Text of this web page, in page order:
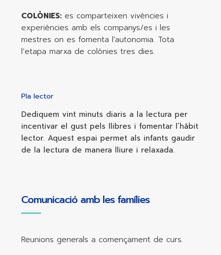
COLÒNIES:es comparteixen vivències i
experiències amb els companys/es i les
mestres on es fomenta l’autonomia. Tota
l’etapa marxa de colònies tres dies.
Pla lector
Dediquem vint minuts diaris a la lectura per
incentivar el gust pels llibres i fomentar l’hàbit
lector. Aquest espai permet als infants gaudir
de la lectura de manera lliure i relaxada.
Comunicació amb les famílies
Reunions generals a començament de curs.